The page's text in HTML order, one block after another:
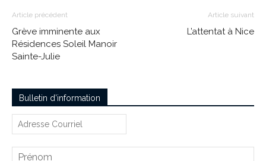
Article précédent
Grève imminente aux
Résidences Soleil Manoir
Sainte-Julie
Article suivant
L’attentat à Nice
Bulletin d’information